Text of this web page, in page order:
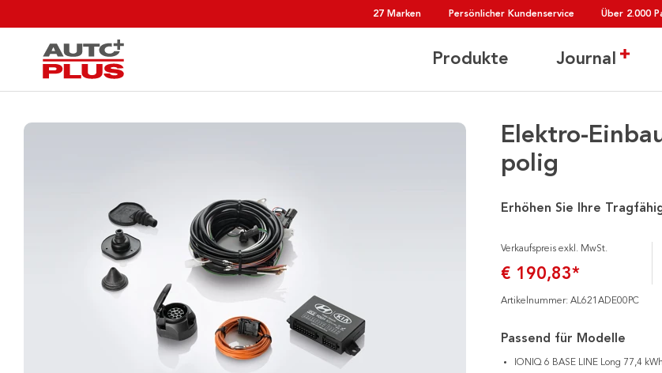
27 Marken Persönlicher Kundenservice Über 2.000
Produkte Journal
Elektro-
polig
Erhöhen Sie Ihre
Verkaufspreis exkl. MwSt.
€ 190,83*
Artikelnummer: AL621ADE00PC
Passend für Modelle
IONIQ 6 BASE LINE Long 77,4